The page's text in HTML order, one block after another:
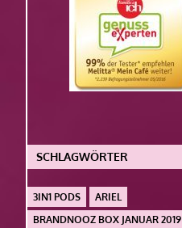
SCHLAGWÖRTER
3IN1 PODS
ARIEL
BRANDNOOZ BOX JANUAR 2019